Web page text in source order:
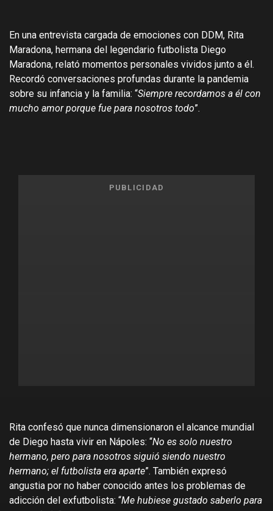
En una entrevista cargada de emociones con DDM, Rita
Maradona, hermana del legendario futbolista Diego
Maradona, relató momentos personales vividos junto a él.
Recordó conversaciones profundas durante la pandemia
sobre su infancia y la familia: “Siempre recordamos a él con
mucho amor porque fue para nosotros todo”.
PUBLICIDAD
Rita confesó que nunca dimensionaron el alcance mundial
de Diego hasta vivir en Nápoles: “No es solo nuestro
hermano, pero para nosotros siguió siendo nuestro
hermano; el futbolista era aparte”. También expresó
angustia por no haber conocido antes los problemas de
adicción del exfutbolista: “Me hubiese gustado saberlo para